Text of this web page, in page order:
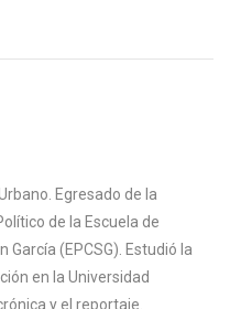
Egresado de la
de la Escuela de
García (EPCSG). Estudió la
en la Universidad
y el reportaje.